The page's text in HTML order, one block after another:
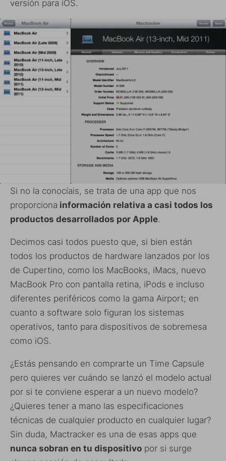
versión para iOS.
Si no la conocíais, se trata de una app que nos
proporciona información relativa a casi todos los
productos desarrollados por Apple.
Decimos casi todos puesto que, si bien están
todos los productos de hardware lanzados por los
de Cupertino, como los MacBooks, iMacs, nuevo
MacBook Pro con pantalla retina, iPods e incluso
diferentes periféricos como la gama Airport; en
cuanto a software solo figuran los sistemas
operativos, tanto para dispositivos de sobremesa
como iOS.
¿Estás pensando en comprarte un Time Capsule
pero quieres ver cuándo se lanzó el modelo actual
por si te conviene esperar a un nuevo modelo?
¿Quieres tener a mano las especificaciones
técnicas de cualquier producto en cualquier lugar?
Sin duda, Mactracker es una de esas apps que
nunca sobran en tu dispositivo por si surge